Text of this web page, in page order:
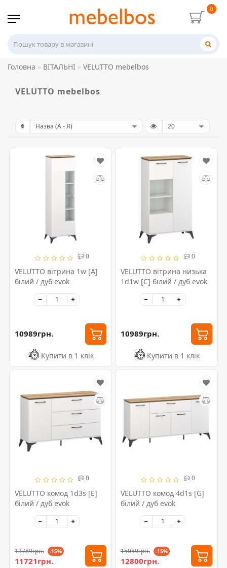
0
Головна ВІТАЛЬНІ VELUTTO mebelbos
VELUTTO mebelbos
0
VELUTTO вітрина 1w [A]
білий / дуб evok
10989грн.
Купити в 1 клік
0
VELUTTO вітрина низька
1d1w [C] білий / дуб evok
10989грн.
Купити в 1 клік
0
VELUTTO комод 1d3s [E]
білий / дуб evok
13789грн. -15%
11721грн.
0
VELUTTO комод 4d1s [G]
білий / дуб evok
15059грн. -15%
12800грн.